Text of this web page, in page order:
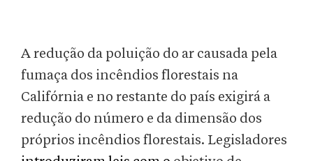
A redução da poluição do ar causada pela
fumaça dos incêndios florestais na
Califórnia e no restante do país exigirá a
redução do número e da dimensão dos
próprios incêndios florestais. Legisladores